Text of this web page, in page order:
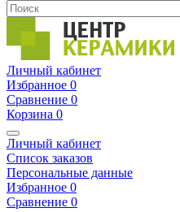
Личный кабинет
Избранное 0
Сравнение 0
Корзина 0
Личный кабинет
Список заказов
Персональные данные
Избранное 0
Сравнение 0